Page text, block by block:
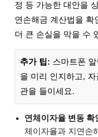
정 등 가능한 대안을
연손해금 계산법을 확
더 큰 손실을 막을 수
추가 팁: 스마트폰
을 미리 인지하고,
관을 들이세요.
연체이자율 변동 확
체이자율과 지연손